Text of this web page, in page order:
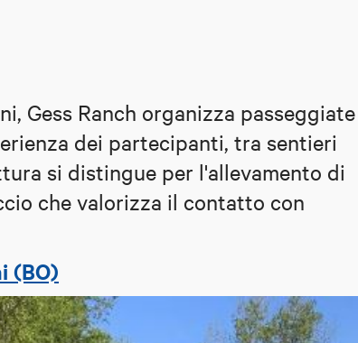
Gess Ranch organizza
dei partecipanti, tra sentieri
si distingue per l'allevamento di
che valorizza il contatto con
(BO)